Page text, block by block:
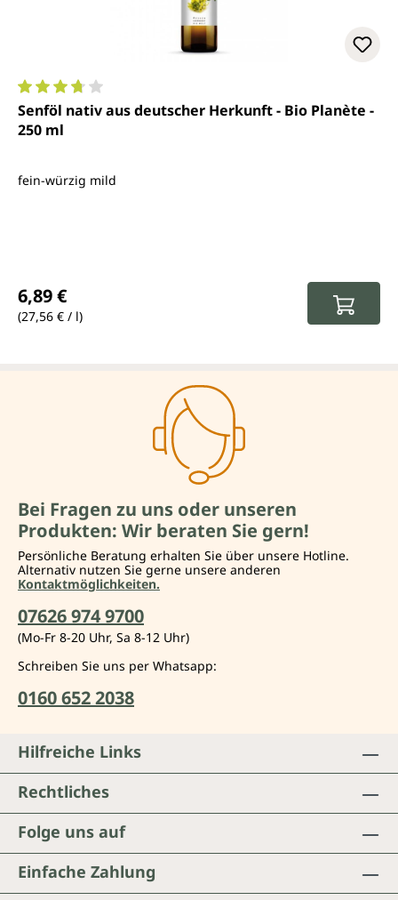
Durchschnittliche Bewertung von 3.7 von 5 Sternen
Senföl nativ aus deutscher Herkunft - Bio Planète -
250 ml
fein-würzig mild
6,89 €
(27,56 € / l)
Bei Fragen zu uns oder unseren
Produkten: Wir beraten Sie gern!
Persönliche Beratung erhalten Sie über unsere Hotline.
Alternativ nutzen Sie gerne unsere anderen
Kontaktmöglichkeiten.
07626 974 9700
(Mo-Fr 8-20 Uhr, Sa 8-12 Uhr)
Schreiben Sie uns per Whatsapp:
0160 652 2038
Folge uns auf
Einfache Zahlung
Hilfreiche Links
Rechtliches